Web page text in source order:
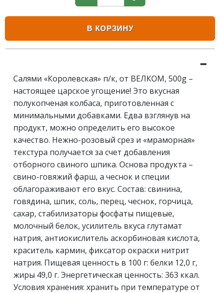
В КОРЗИНУ
Салями «Королевская» п/к, от ВЕЛКОМ, 500g –
настоящее царское угощение! Это вкусная
полукопченая колбаса, приготовленная с
минимальными добавками. Едва взглянув на
продукт, можно определить его высокое
качество. Нежно-розовый срез и «мраморная»
текстура получается за счет добавления
отборного свиного шпика. Основа продукта –
свино-говяжий фарш, а чеснок и специи
облагораживают его вкус. Состав: свинина,
говядина, шпик, соль, перец, чеснок, горчица,
сахар, стабилизаторы фосфаты пищевые,
молочный белок, усилитель вкуса глутамат
натрия, антиокислитель аскорбиновая кислота,
краситель кармин, фиксатор окраски нитрит
натрия. Пищевая ценность в 100 г: белки 12,0 г,
жиры 49,0 г. Энергетическая ценность: 363 ккал.
Условия хранения: хранить при температуре от